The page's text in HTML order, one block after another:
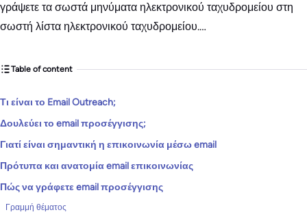
γράψετε τα σωστά μηνύματα ηλεκτρονικού ταχυδρομείου στη
σωστή λίστα ηλεκτρονικού ταχυδρομείου.…
Table of content
Τι είναι το Email Outreach;
Δουλεύει το email προσέγγισης;
Γιατί είναι σημαντική η επικοινωνία μέσω email
Πρότυπα και ανατομία email επικοινωνίας
Πώς να γράφετε email προσέγγισης
Γραμμή θέματος